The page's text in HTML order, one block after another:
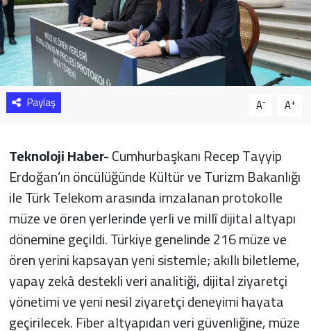
Paylaş A- A+
Teknoloji Haber-Cumhurbaşkanı Recep Tayyip
Erdoğan’ın öncülüğünde Kültür ve Turizm Bakanlığı
ile Türk Telekom arasında imzalanan protokolle
müze ve ören yerlerinde yerli ve millî dijital altyapı
dönemine geçildi. Türkiye genelinde 216 müze ve
ören yerini kapsayan yeni sistemle; akıllı biletleme,
yapay zekâ destekli veri analitiği, dijital ziyaretçi
yönetimi ve yeni nesil ziyaretçi deneyimi hayata
geçirilecek. Fiber altyapıdan veri güvenliğine, müze